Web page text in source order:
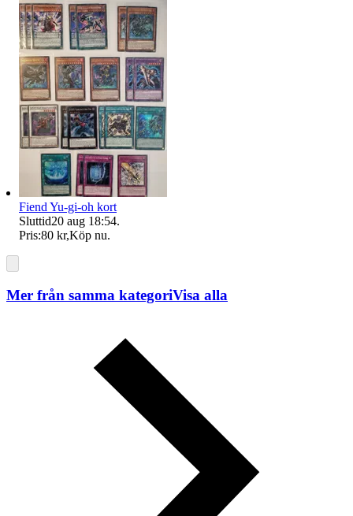
Fiend Yu-gi-oh kort
Sluttid20 aug 18:54.
Pris:80 kr,Köp nu.
Mer från samma kategoriVisa alla